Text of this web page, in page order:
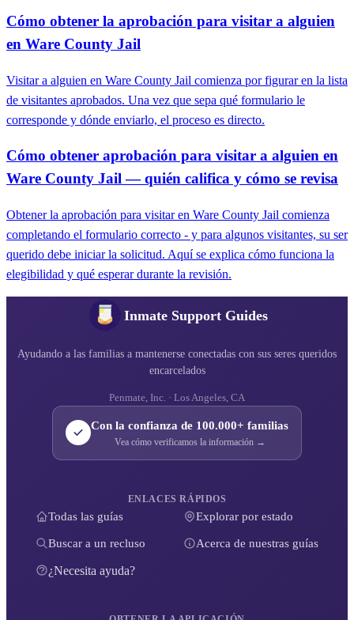
Cómo obtener la aprobación para visitar a alguien
en Ware County Jail
Visitar a alguien en Ware County Jail comienza por figurar en la lista
de visitantes aprobados. Una vez que sepa qué formulario le
corresponde y dónde enviarlo, el proceso es directo.
Cómo obtener aprobación para visitar a alguien en
Ware County Jail — quién califica y cómo se revisa
Obtener la aprobación para visitar en Ware County Jail comienza
completando el formulario correcto - y para algunos visitantes, su ser
querido debe iniciar la solicitud. Aquí se explica cómo funciona la
elegibilidad y qué esperar durante la revisión.
Inmate Support Guides
Ayudando a las familias a mantenerse conectadas con sus seres queridos
encarcelados
Penmate, Inc. · Los Angeles, CA
Con la confianza de 100.000+ familias
Vea cómo verificamos la información →
ENLACES RÁPIDOS
Todas las guías Explorar por estado
Buscar a un recluso Acerca de nuestras guías
¿Necesita ayuda?